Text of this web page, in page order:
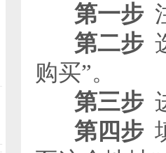
第一步
第二步
购买”。
第三步
第四步